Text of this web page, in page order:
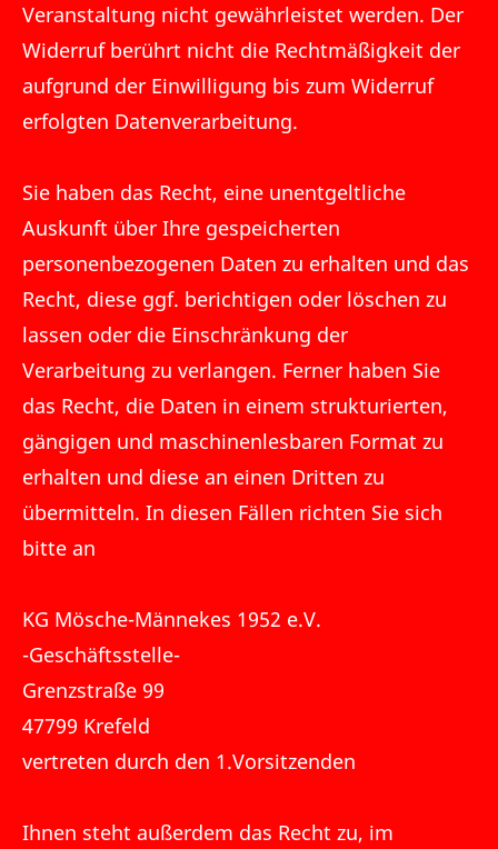
Veranstaltung nicht gewährleistet werden. Der
Widerruf berührt nicht die Rechtmäßigkeit der
aufgrund der Einwilligung bis zum Widerruf
erfolgten Datenverarbeitung.
Sie haben das Recht, eine unentgeltliche
Auskunft über Ihre gespeicherten
personenbezogenen Daten zu erhalten und das
Recht, diese ggf. berichtigen oder löschen zu
lassen oder die Einschränkung der
Verarbeitung zu verlangen. Ferner haben Sie
das Recht, die Daten in einem strukturierten,
gängigen und maschinenlesbaren Format zu
erhalten und diese an einen Dritten zu
übermitteln. In diesen Fällen richten Sie sich
bitte an
KG Mösche-Männekes 1952 e.V.
-Geschäftsstelle-
Grenzstraße 99
47799 Krefeld
vertreten durch den 1.Vorsitzenden
Ihnen steht außerdem das Recht zu, im